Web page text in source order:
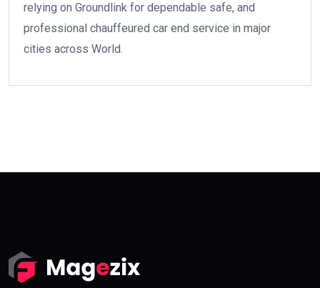
relying on Groundlink for dependable safe, and
professional chauffeured car end service in major
cities across World.